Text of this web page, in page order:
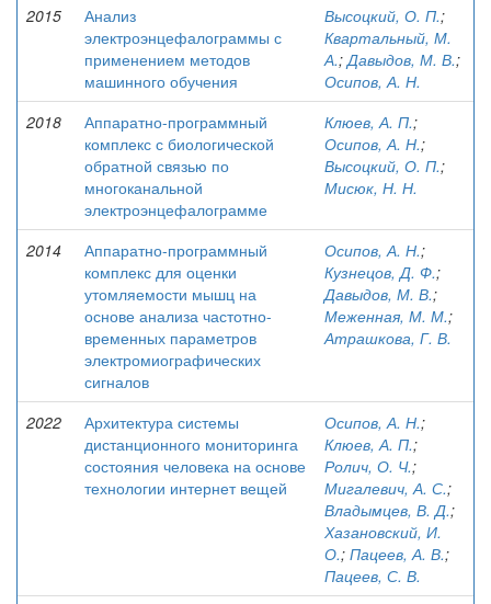
2015
Анализ
электроэнцефалограммы с
применением методов
машинного обучения
Высоцкий, О. П.;
Квартальный, М.
А.;Давыдов, М. В.;
Осипов, А. Н.
2018
Аппаратно-программный
комплекс с биологической
обратной связью по
многоканальной
электроэнцефалограмме
Клюев, А. П.;
Осипов, А. Н.;
Высоцкий, О. П.;
Мисюк, Н. Н.
2014
Аппаратно-программный
комплекс для оценки
утомляемости мышц на
основе анализа частотно-
временных параметров
электромиографических
сигналов
Осипов, А. Н.;
Кузнецов, Д. Ф.;
Давыдов, М. В.;
Меженная, М. М.;
Атрашкова, Г. В.
2022
Архитектура системы
дистанционного мониторинга
состояния человека на основе
технологии интернет вещей
Осипов, А. Н.;
Клюев, А. П.;
Ролич, О. Ч.;
Мигалевич, А. С.;
Владымцев, В. Д.;
Хазановский, И.
О.; Пацеев, А. В.;
Пацеев, С. В.